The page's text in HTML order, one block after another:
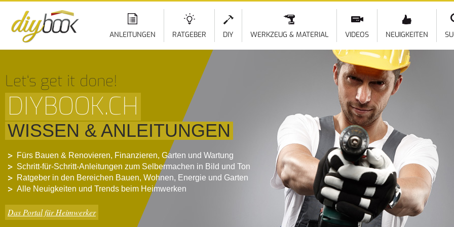
ANLEITUNGEN RATGEBER DIY WERKZEUG & MATERIAL VIDEOS NEUIGKEITEN
Let‘s get it done!
DIYBOOK.CH
WISSEN & ANLEITUNGEN
Fürs Bauen & Renovieren, Finanzieren, Garten und Wartung
Schritt-für-Schritt-Anleitungen zum Selbermachen in Bild und Ton
Ratgeber in den Bereichen Bauen, Wohnen, Energie und Garten
Alle Neuigkeiten und Trends beim Heimwerken
Das Portal für Heimwerker